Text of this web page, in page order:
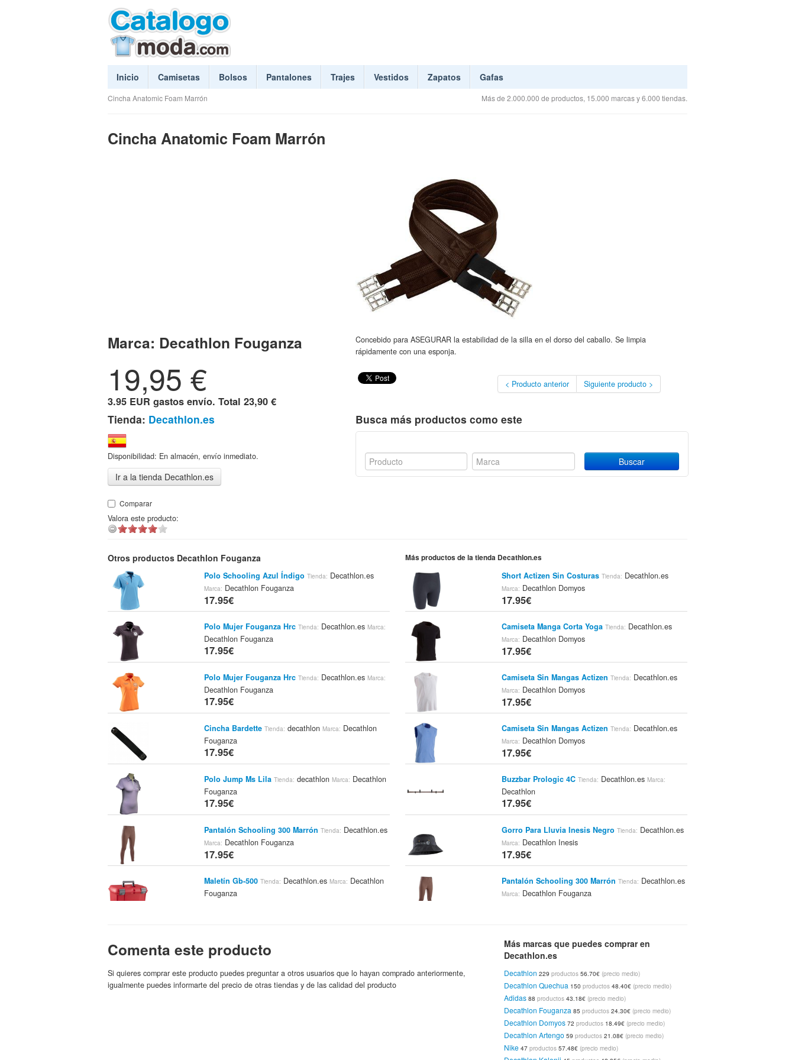
Inicio Camisetas Bolsos Pantalones Trajes Vestidos Zapatos Gafas
Cincha Anatomic Foam Marrón Más de 2.000.000 de productos, 15.000 marcas y 6.000 tiendas.
Cincha Anatomic Foam Marrón
Marca: Decathlon Fouganza
19,95 €
3.95 EUR gastos envío. Total 23,90 €
Tienda: Decathlon.es
Disponibilidad: En almacén, envío inmediato.
Ir a la tienda Decathlon.es
Comparar
Valora este producto:
Concebido para ASEGURAR la estabilidad de la silla en el dorso del caballo. Se limpia
rápidamente con una esponja.
< Producto anterior Siguiente producto >
Busca más productos como este
Otros productos Decathlon Fouganza
Polo Schooling Azul Índigo Tienda: Decathlon.es
Marca: Decathlon Fouganza
17.95€
Polo Mujer Fouganza Hrc Tienda: Decathlon.esMarca:
Decathlon Fouganza
17.95€
Polo Mujer Fouganza Hrc Tienda: Decathlon.esMarca:
Decathlon Fouganza
17.95€
Cincha Bardette Tienda: decathlonMarca: Decathlon
Fouganza
17.95€
Polo Jump Ms Lila Tienda: decathlonMarca: Decathlon
Fouganza
17.95€
Pantalón Schooling 300 Marrón Tienda: Decathlon.es
Marca: Decathlon Fouganza
17.95€
Maletín Gb-500 Tienda: Decathlon.esMarca: Decathlon
Fouganza
Decathlon Fouganza
17.95€
Chaleco Hrc Gris Oscuro Tienda:Decathlon.es Marca:
Más productos de la tienda Decathlon.es
Short Actizen Sin Costuras Tienda: Decathlon.es
Marca: Decathlon Domyos
17.95€
Camiseta Manga Corta Yoga Tienda: Decathlon.es
Marca: Decathlon Domyos
17.95€
Camiseta Sin Mangas Actizen Tienda: Decathlon.es
Marca: Decathlon Domyos
17.95€
Camiseta Sin Mangas Actizen Tienda: Decathlon.es
Marca: Decathlon Domyos
17.95€
Buzzbar Prologic 4C Tienda: Decathlon.es Marca:
Decathlon
17.95€
Gorro Para Lluvia Inesis Negro Tienda: Decathlon.es
Marca: Decathlon Inesis
17.95€
Pantalón Schooling 300 Marrón Tienda: Decathlon.es
Marca: Decathlon Fouganza
Fouganza
17.95€
Kit Winner España Tienda: Decathlon.esMarca:
Decathlon Fouganza
17.95€
Chaleco Hrc Gris Oscuro Tienda:Decathlon.es
Decathlon Fouganza
Comenta este producto
Si quieres comprar este producto puedes preguntar a otros usuarios que lo hayan comprado anteriormente,
igualmente puedes informarte del precio de otras tiendas y de las calidad del producto
Más marcas que puedes comprar en
Decathlon.es
Decathlon 229productos 56.70€ (precio medio)
Decathlon Quechua 150productos 48.40€ (precio medio)
Adidas 88productos 43.18€ (precio medio)
Decathlon Fouganza 85productos 24.30€ (precio medio)
Decathlon Domyos 72productos 18.49€ (precio medio)
Decathlon Artengo 59productos 21.08€ (precio medio)
Nike 47productos 57.48€ (precio medio)